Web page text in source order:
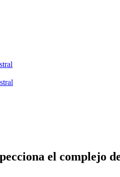
el complejo